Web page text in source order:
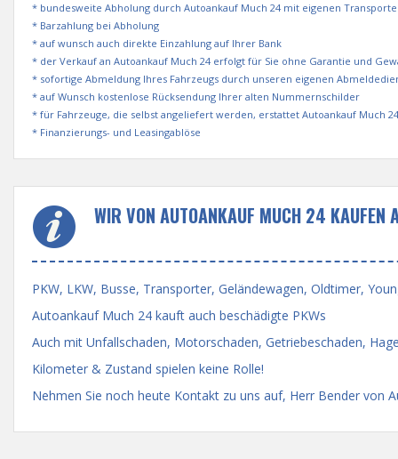
* bundesweite Abholung durch Autoankauf Much 24 mit eigenen
* Barzahlung bei Abholung
* auf wunsch auch direkte Einzahlung auf Ihrer Bank
* der Verkauf an Autoankauf Much 24 erfolgt für Sie ohne Garantie und
* sofortige Abmeldung Ihres Fahrzeugs durch unseren eigenen
* auf Wunsch kostenlose Rücksendung Ihrer alten Nummernschilder
* für Fahrzeuge, die selbst angeliefert werden, erstattet Autoankauf Much
* Finanzierungs- und Leasingablöse
WIR VON AUTOANKAUF MUCH 24 KAUFEN
PKW, LKW, Busse, Transporter, Geländewagen, Oldtimer,
Autoankauf Much 24 kauft auch beschädigte PKWs
Auch mit Unfallschaden, Motorschaden, Getriebeschaden,
Kilometer & Zustand spielen keine Rolle!
Nehmen Sie noch heute Kontakt zu uns auf, Herr Bender von